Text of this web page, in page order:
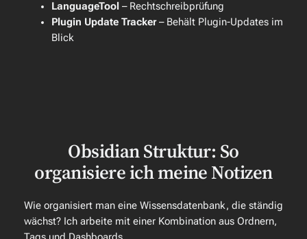
LanguageTool– Rechtschreibprüfung
Plugin Update Tracker– Behält Plugin-Updates im
Blick
Obsidian Struktur: So
organisiere ich meine Notizen
Wie organisiert man eine Wissensdatenbank, die ständig
wächst? Ich arbeite mit einer Kombination aus Ordnern,